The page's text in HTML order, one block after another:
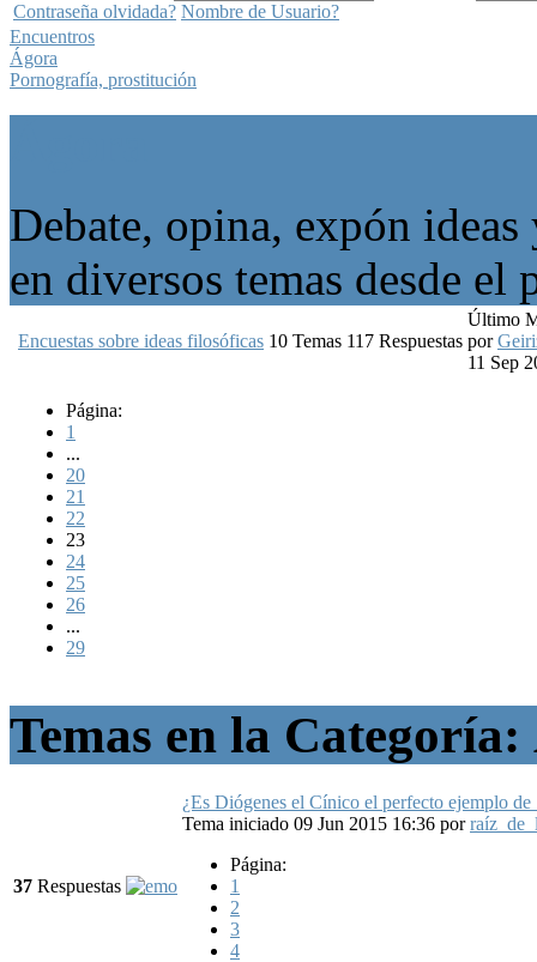
Contraseña olvidada? Nombre de Usuario?
Encuentros
Ágora
Pornografía, prostitución
Debate, opina, expón
en diversos temas desde
Encuestas sobre ideas filosóficas 10 Temas 117 Respuestas
Último
por
11 Sep
Página:
1
...
20
21
22
23
24
25
26
...
29
Temas en la
37 Respuestas
¿Es Diógenes el Cínico el perfecto ejemplo de
Tema iniciado 09 Jun 2015 16:36 por
Página:
1
2
3
4